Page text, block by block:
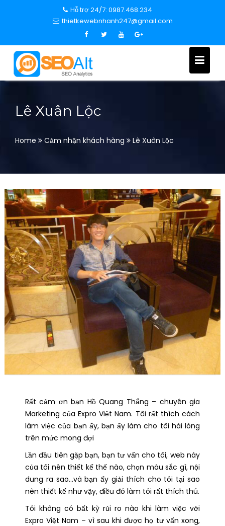
c
Hỗ trợ 24/7: 0987.468.234
thietkewebnhanh247@gmail.com
Lê Xuân Lộc
Home Cảm nhận khách hàng Lê Xuân Lộc
Rất cảm ơn bạn Hồ Quang Thắng – chuyên gia
Marketing của Expro Việt Nam. Tôi rất thích cách
làm việc của bạn ấy, bạn ấy làm cho tôi hài lòng
trên mức mong đợi
Lần đầu tiên gặp bạn, bạn tư vấn cho tôi, web này
của tôi nên thiết kế thế nào, chọn màu sắc gì, nội
dung ra sao…và bạn ấy giải thích cho tôi tại sao
nên thiết kế như vậy, điều đó làm tôi rất thích thú.
Tôi không có bất kỳ rủi ro nào khi làm việc với
Expro Việt Nam – vì sau khi được họ tư vấn xong,